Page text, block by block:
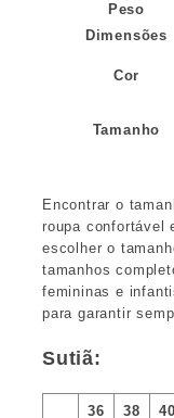
Peso
Dimensões
Cor
Tamanho
Encontrar o
roupa confortável
escolher o
tamanhos
femininas e
para garantir
Sutiã:
36 38 40